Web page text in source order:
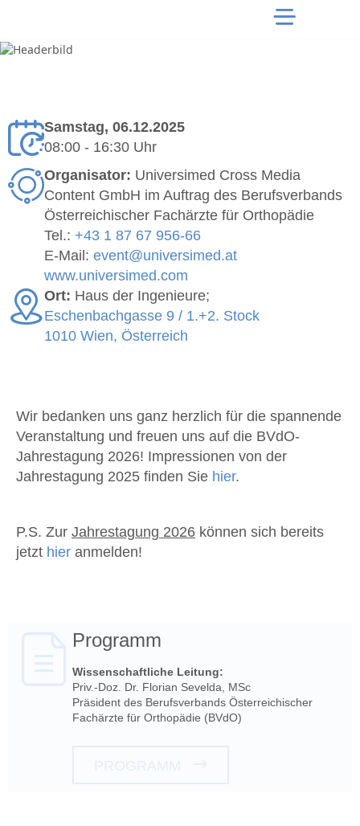
Samstag, 06.12.2025
08:00 - 16:30 Uhr
Organisator: Universimed Cross Media
Content GmbH im Auftrag des Berufsverbands
Österreichischer Fachärzte für Orthopädie
Tel.: +43 1 87 67 956-66
E-Mail: event@universimed.at
www.universimed.com
Ort: Haus der Ingenieure;
Eschenbachgasse 9 / 1.+2. Stock
1010 Wien, Österreich
Wir bedanken uns ganz herzlich für die spannende
Veranstaltung und freuen uns auf die BVdO-
Jahrestagung 2026! Impressionen von der
Jahrestagung 2025 finden Sie hier.
P.S. Zur Jahrestagung 2026 können sich bereits
jetzt hier anmelden!
Programm
Wissenschaftliche Leitung:
Priv.-Doz. Dr. Florian Sevelda, MSc
Präsident des Berufsverbands Österreichischer
Fachärzte für Orthopädie (BVdO)